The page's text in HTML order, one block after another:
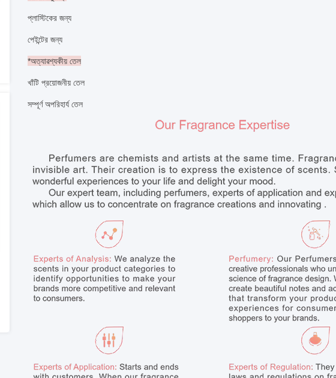
প্লাস্টিকের জন্য
পেইন্টের জন্য
*অত্যাৱশ্যকীয় তেল
খাঁটি প্রয়োজনীয় তেল
সম্পূর্ণ অপরিহার্য তেল